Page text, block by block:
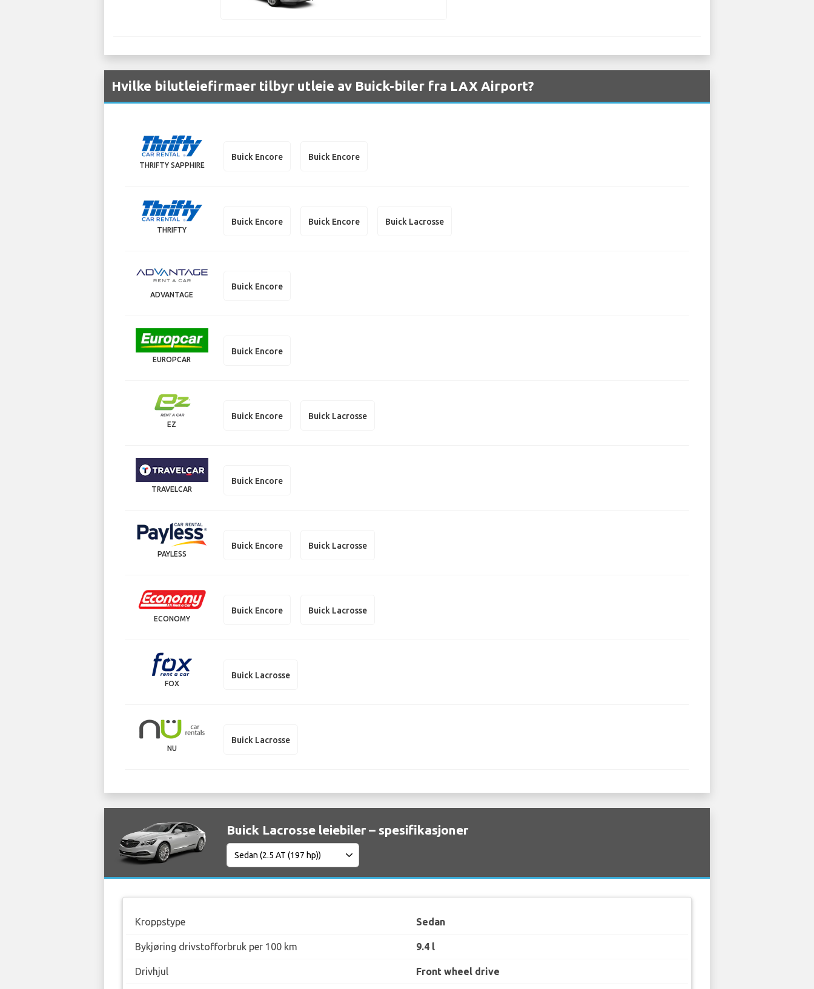
Hvilke bilutleiefirmaer tilbyr utleie av Buick-biler fra LAX Airport?
THRIFTY SAPPHIRE
Buick Encore Buick Encore
THRIFTY
Buick Encore Buick Encore Buick Lacrosse
ADVANTAGE
Buick Encore
EUROPCAR
Buick Encore
EZ
Buick Encore Buick Lacrosse
TRAVELCAR
Buick Encore
PAYLESS
Buick Encore Buick Lacrosse
ECONOMY
Buick Encore Buick Lacrosse
FOX
Buick Lacrosse
NU
Buick Lacrosse
Buick Lacrosse leiebiler – spesifikasjoner
Kroppstype Sedan
Bykjøring drivstofforbruk per 100 km 9.4 l
Drivhjul Front wheel drive